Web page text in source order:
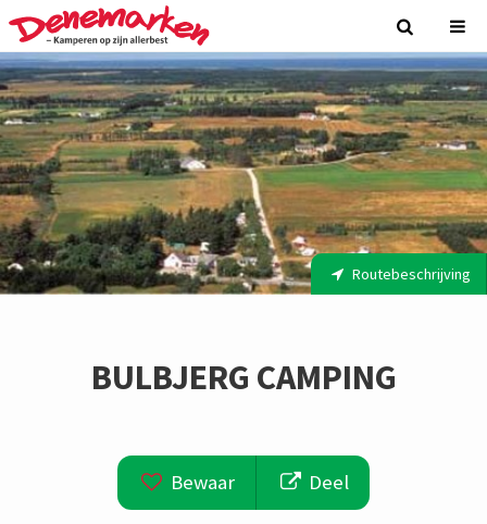
Routebeschrijving
BULBJERG CAMPING
Bewaar Deel